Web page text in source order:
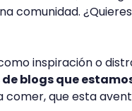
comunidad. ¿Quieres
inspiración o
blogs que
comer, que esta